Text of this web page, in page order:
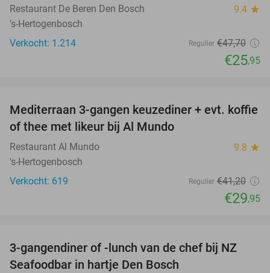
Restaurant De Beren Den Bosch 9.4 star
's-Hertogenbosch
Verkocht: 1.214
Regulier €47,70
€25,95
27%
Mediterraan 3-gangen keuzediner + evt. koffie
of thee met likeur bij Al Mundo
Restaurant Al Mundo 9.8 star
's-Hertogenbosch
Verkocht: 619
Regulier €41,20
€29,95
46%
3-gangendiner of -lunch van de chef bij NZ
Seafoodbar in hartje Den Bosch